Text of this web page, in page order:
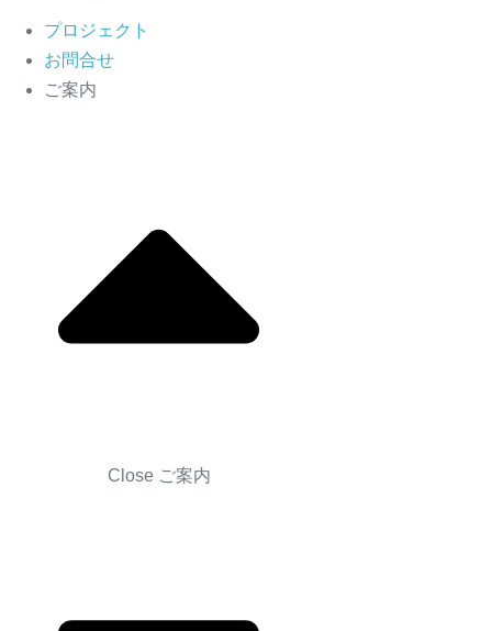
プロジェクト
お問合せ
ご案内
Close ご案内